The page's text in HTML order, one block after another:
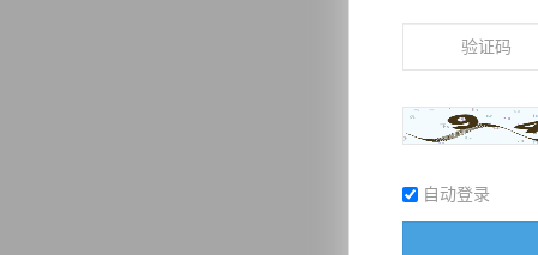
自动登录